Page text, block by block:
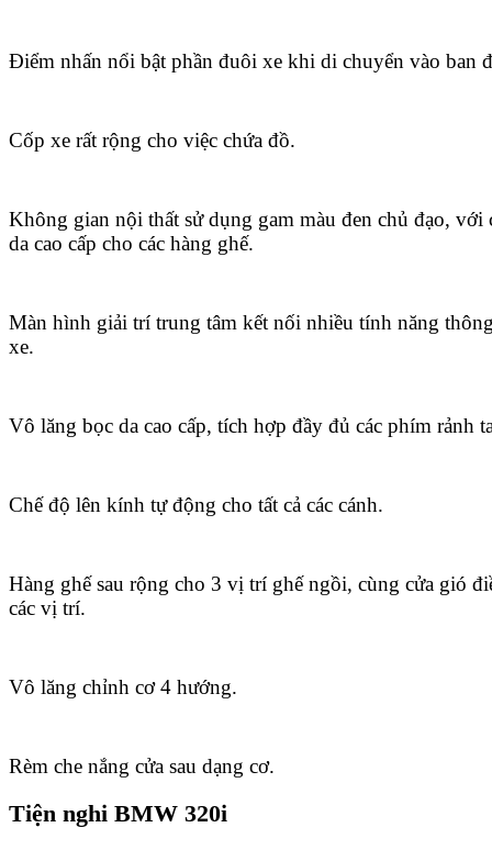
Điểm nhấn nổi bật phần đuôi xe khi di chuyển vào ban
Cốp xe rất rộng cho việc chứa đồ.
Không gian nội thất sử dụng gam màu đen chủ đạo, với
da cao cấp cho các hàng ghế.
Màn hình giải trí trung tâm kết nối nhiều tính năng
xe.
Vô lăng bọc da cao cấp, tích hợp đầy đủ các phím rảnh
Chế độ lên kính tự động cho tất cả các cánh.
Hàng ghế sau rộng cho 3 vị trí ghế ngồi, cùng cửa gió
các vị trí.
Vô lăng chỉnh cơ 4 hướng.
Rèm che nắng cửa sau dạng cơ.
Tiện nghi BMW 320i